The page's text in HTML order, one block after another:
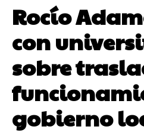
Rocío
con
sobre
gobierno